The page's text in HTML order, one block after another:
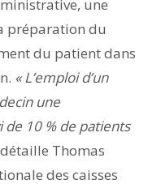
une
préparation du
du patient dans
« L’emploi d’un
une
10 % de patients
Thomas
des caisses